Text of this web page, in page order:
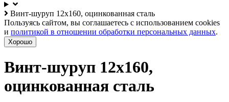
Винт-шуруп 12х160, оцинкованная сталь
Пользуясь сайтом, вы соглашаетесь с использованием cookies
и политикой в отношении обработки персональных данных.
Хорошо
Винт-шуруп 12х160,
оцинкованная сталь